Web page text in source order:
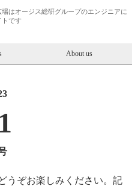
場はオージス総研グループのエンジニアに
トです
About us
うぞお楽しみください。記